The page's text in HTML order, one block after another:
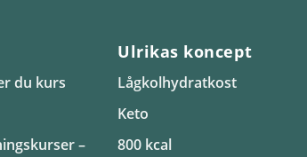
du kurs
–
Ulrikas koncept
Lågkolhydratkost
Keto
800 kcal